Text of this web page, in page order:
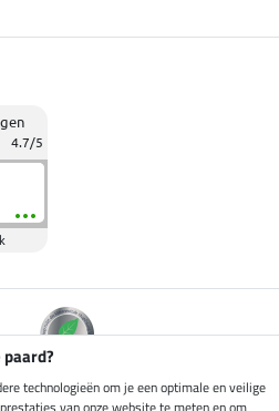
4.7/5
technologieën om je een optimale en veilige